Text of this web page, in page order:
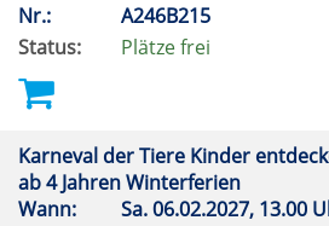
Nr.:
A246B215
Status:
Plätze frei
Karneval der Tiere Kinder
ab 4 Jahren Winterferien
Wann:
Sa.06.02.2027, 13.00